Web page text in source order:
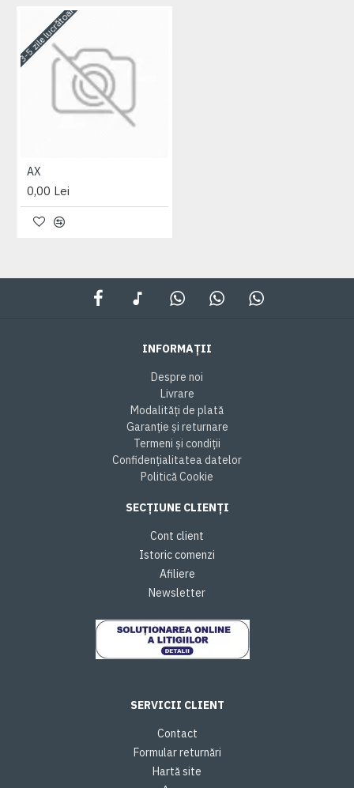
3-5 zile lucrătoare
AX
0,00 Lei
INFORMAȚII
Despre noi
Livrare
Modalități de plată
Garanție și returnare
Termeni și condiții
Confidențialitatea datelor
Politică Cookie
SECȚIUNE CLIENȚI
Cont client
Istoric comenzi
Afiliere
Newsletter
SERVICII CLIENT
Contact
Formular returnări
Hartă site